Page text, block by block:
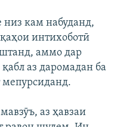
кам набуданд,
интихоботӣ
аммо дар
аз даромадан ба
мепурсиданд.
аз ҳавзаи